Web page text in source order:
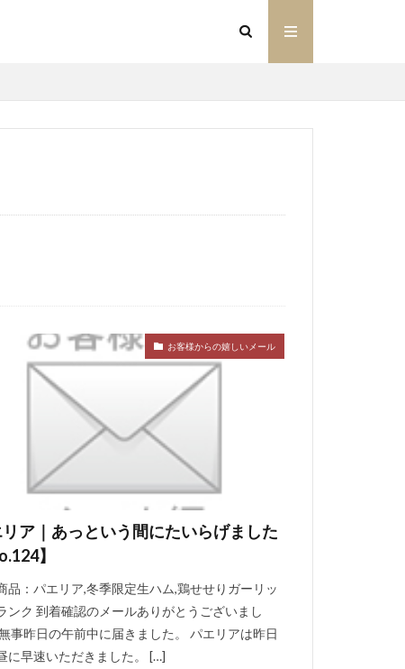
お客様からの嬉しいメール
ア｜あっという間にたいらげました
】
品：パエリア,冬季限定生ハム,鶏せせりガーリッ
ンク 到着確認のメールありがとうございまし
事昨日の午前中に届きました。 パエリアは昨日
に早速いただきました。 […]